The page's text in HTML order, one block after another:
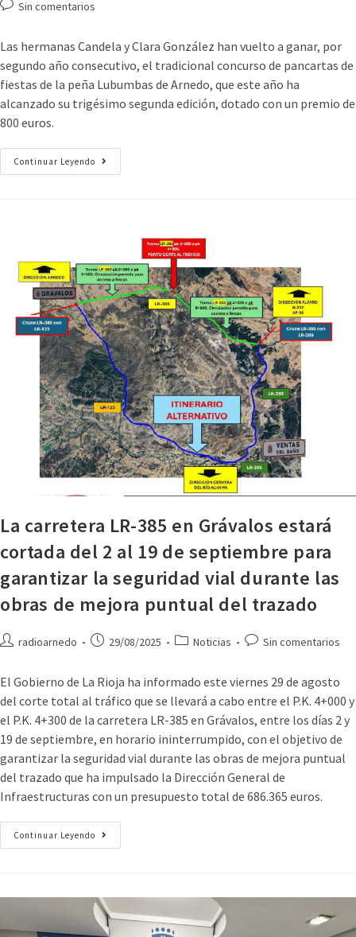
Sin comentarios
Las hermanas Candela y Clara González han vuelto a ganar, por
segundo año consecutivo, el tradicional concurso de pancartas de
fiestas de la peña Lubumbas de Arnedo, que este año ha
alcanzado su trigésimo segunda edición, dotado con un premio de
800 euros.
Continuar Leyendo
La carretera LR-385 en Grávalos estará
cortada del 2 al 19 de septiembre para
garantizar la seguridad vial durante las
obras de mejora puntual del trazado
radioarnedo 29/08/2025 Noticias Sin comentarios
El Gobierno de La Rioja ha informado este viernes 29 de agosto
del corte total al tráfico que se llevará a cabo entre el P.K. 4+000 y
el P.K. 4+300 de la carretera LR-385 en Grávalos, entre los días 2 y
19 de septiembre, en horario ininterrumpido, con el objetivo de
garantizar la seguridad vial durante las obras de mejora puntual
del trazado que ha impulsado la Dirección General de
Infraestructuras con un presupuesto total de 686.365 euros.
Continuar Leyendo